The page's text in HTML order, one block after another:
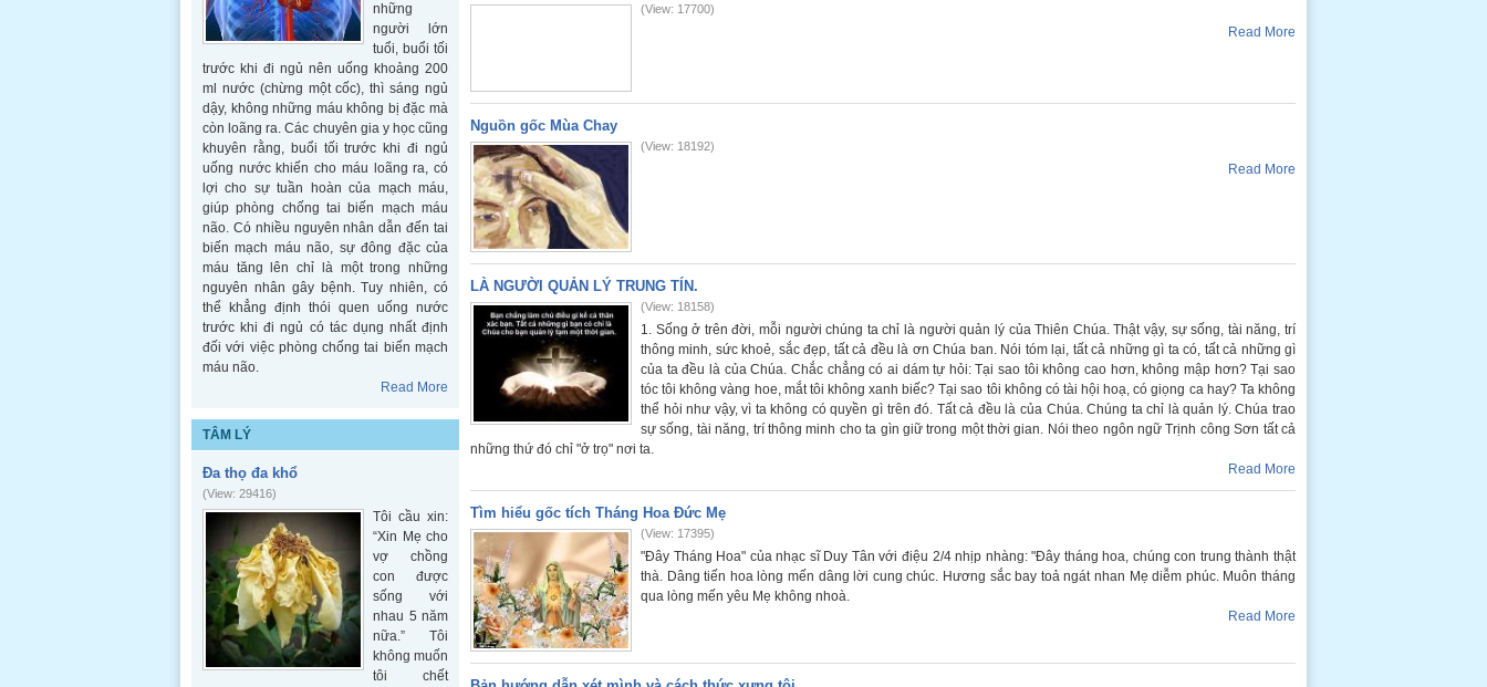
những
người lớn
tuổi, buổi tối
trước khi đi ngủ nên uống khoảng 200
ml nước (chừng một cốc), thì sáng ngủ
dậy, không những máu không bị đặc mà
còn loãng ra. Các chuyên gia y học cũng
khuyên rằng, buổi tối trước khi đi ngủ
uống nước khiến cho máu loãng ra, có
lợi cho sự tuần hoàn của mạch máu,
giúp phòng chống tai biến mạch máu
não. Có nhiều nguyên nhân dẫn đến tai
biến mạch máu não, sự đông đặc của
máu tăng lên chỉ là một trong những
nguyên nhân gây bệnh. Tuy nhiên, có
thể khẳng định thói quen uống nước
trước khi đi ngủ có tác dụng nhất định
đối với việc phòng chống tai biến mạch
máu não.
Read More
TÂM LÝ
Đa thọ đa khổ
(View: 29416)
Tôi cầu xin:
“Xin Mẹ cho
vợ chồng
con được
sống với
nhau 5 năm
nữa.” Tôi
không muốn
tôi chết
(View: 17700)
Read More
Nguồn gốc Mùa Chay
(View: 18192)
Read More
LÀ NGƯỜI QUẢN LÝ TRUNG TÍN.
(View: 18158)
1. Sống ở trên đời, mỗi người chúng ta chỉ là người quản lý của Thiên Chúa. Thật vậy, sự sống, tài năng, trí
thông minh, sức khoẻ, sắc đẹp, tất cả đều là ơn Chúa ban. Nói tóm lại, tất cả những gì ta có, tất cả những gì
của ta đều là của Chúa. Chắc chẳng có ai dám tự hỏi: Tại sao tôi không cao hơn, không mập hơn? Tại sao
tóc tôi không vàng hoe, mắt tôi không xanh biếc? Tại sao tôi không có tài hội hoạ, có giọng ca hay? Ta không
thể hỏi như vậy, vì ta không có quyền gì trên đó. Tất cả đều là của Chúa. Chúng ta chỉ là quản lý. Chúa trao
sự sống, tài năng, trí thông minh cho ta gìn giữ trong một thời gian. Nói theo ngôn ngữ Trịnh công Sơn tất cả
những thứ đó chỉ "ở trọ" nơi ta.
Read More
Tìm hiểu gốc tích Tháng Hoa Đức Mẹ
(View: 17395)
"Đây Tháng Hoa" của nhạc sĩ Duy Tân với điệu 2/4 nhịp nhàng: "Đây tháng hoa, chúng con trung thành thật
thà. Dâng tiến hoa lòng mến dâng lời cung chúc. Hương sắc bay toả ngát nhan Mẹ diễm phúc. Muôn tháng
qua lòng mến yêu Mẹ không nhoà.
Read More